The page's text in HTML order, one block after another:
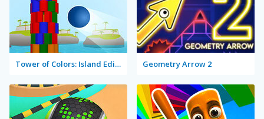
Tower of Colors: Island Edition Geometry Arrow 2